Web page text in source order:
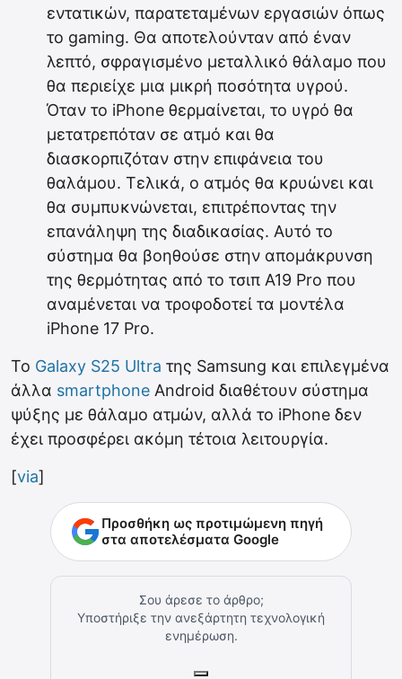
εντατικών, παρατεταμένων εργασιών όπως
το gaming. Θα αποτελούνταν από έναν
λεπτό, σφραγισμένο μεταλλικό θάλαμο που
θα περιείχε μια μικρή ποσότητα υγρού.
Όταν το iPhone θερμαίνεται, το υγρό θα
μετατρεπόταν σε ατμό και θα
διασκορπιζόταν στην επιφάνεια του
θαλάμου. Τελικά, ο ατμός θα κρυώνει και
θα συμπυκνώνεται, επιτρέποντας την
επανάληψη της διαδικασίας. Αυτό το
σύστημα θα βοηθούσε στην απομάκρυνση
της θερμότητας από το τσιπ A19 Pro που
αναμένεται να τροφοδοτεί τα μοντέλα
iPhone 17 Pro.
Το Galaxy S25 Ultra της Samsung και επιλεγμένα
άλλα smartphone Android διαθέτουν σύστημα
ψύξης με θάλαμο ατμών, αλλά το iPhone δεν
έχει προσφέρει ακόμη τέτοια λειτουργία.
[via]
Προσθήκη ως προτιμώμενη πηγή
στα αποτελέσματα Google
Σου άρεσε το άρθρο;
Υποστήριξε την ανεξάρτητη τεχνολογική
ενημέρωση.